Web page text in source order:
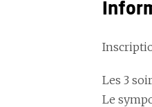
Les 3
Le